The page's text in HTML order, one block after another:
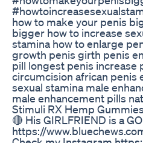
how to make your penis
bigger how to increase
stamina how to enlarge
growth penis girth penis
pill longest penis
circumcision african penis
sexual stamina male
male enhancement pills
Stimuli RX Hemp
🔴 His GIRLFRIEND is a
https://